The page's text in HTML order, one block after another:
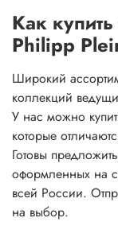
Как
Philipp
Широкий
коллекций
У нас можно
которые
Готовы
оформленных на
всей России.
на выбор.